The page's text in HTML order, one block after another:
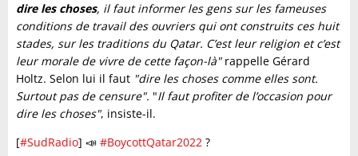
dire les choses, il faut informer les gens sur les fameuses
conditions de travail des ouvriers qui ont construits ces huit
stades, sur les traditions du Qatar. C’est leur religion et c’est
leur morale de vivre de cette façon-là"rappelle Gérard
Holtz. Selon lui il faut "dire les choses comme elles sont.
Surtout pas de censure". "Il faut profiter de l’occasion pour
dire les choses", insiste-il.
[#SudRadio] 📣 #BoycottQatar2022 ?